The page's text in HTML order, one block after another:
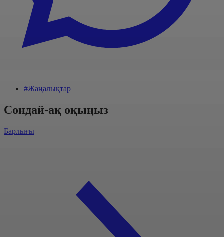
#Жаңалықтар
Сондай-ақ оқыңыз
Барлығы